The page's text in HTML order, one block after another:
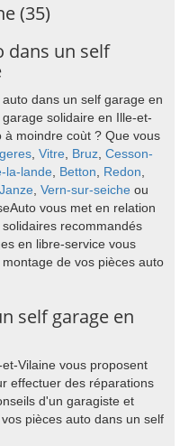
(35)
dans un self
dans un self garage en
solidaire en Ille-et-
moindre coùt ? Que vous
, Vitre, Bruz, Cesson-
la-lande, Betton, Redon,
Janze, Vern-sur-seiche ou
vous met en relation
recommandés
en libre-service vous
de vos pièces auto
self garage en
Vilaine vous proposent
effectuer des réparations
d'un garagiste et
pièces auto dans un self